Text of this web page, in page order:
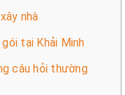
nhà
tại Khải Minh
câu hỏi thường